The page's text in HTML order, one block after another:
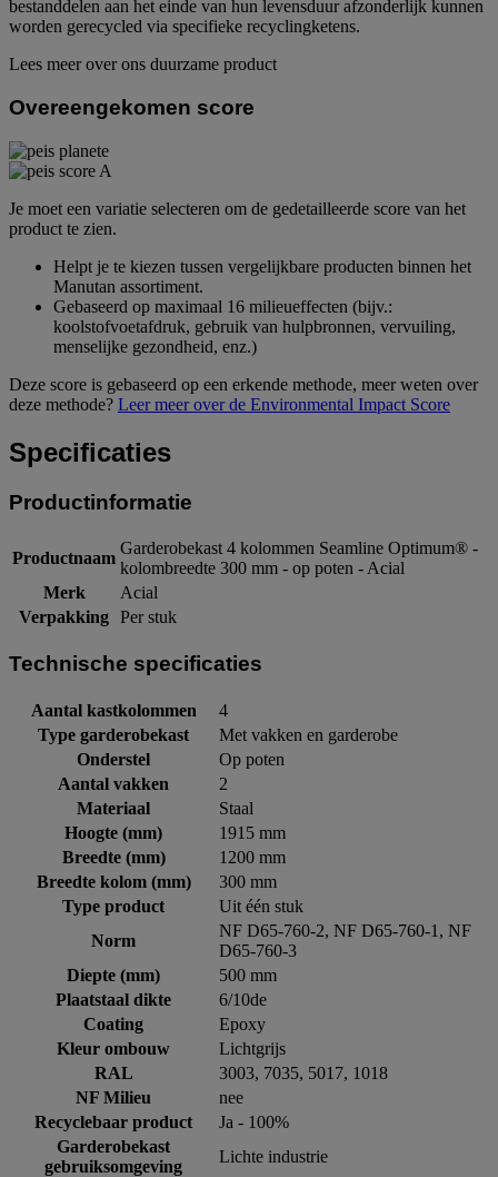
bestanddelen aan het einde van hun levensduur afzonderlijk kunnen
worden gerecycled via specifieke recyclingketens.
Lees meer over ons duurzame product
Overeengekomen score
Je moet een variatie selecteren om de gedetailleerde score van het
product te zien.
Helpt je te kiezen tussen vergelijkbare producten binnen het
Manutan assortiment.
Gebaseerd op maximaal 16 milieueffecten (bijv.:
koolstofvoetafdruk, gebruik van hulpbronnen, vervuiling,
menselijke gezondheid, enz.)
Deze score is gebaseerd op een erkende methode, meer weten over
deze methode? Leer meer over de Environmental Impact Score
Specificaties
Productinformatie
Productnaam
Garderobekast 4 kolommen Seamline Optimum® -
kolombreedte 300 mm - op poten - Acial
Merk
Acial
Verpakking Per stuk
Technische specificaties
Aantal kastkolommen
4
Type garderobekast
Met vakken en garderobe
Onderstel
Op poten
Aantal vakken
2
Materiaal
Staal
Hoogte (mm)
1915 mm
Breedte (mm)
1200 mm
Breedte kolom (mm)
300 mm
Type product
Uit één stuk
Norm
NF D65-760-2, NF D65-760-1, NF
D65-760-3
Diepte (mm)
500 mm
Plaatstaal dikte
6/10de
Coating
Epoxy
Kleur ombouw
Lichtgrijs
RAL
3003, 7035, 5017, 1018
NF Milieu
nee
Recyclebaar product
Ja - 100%
Garderobekast
gebruiksomgeving
Lichte industrie